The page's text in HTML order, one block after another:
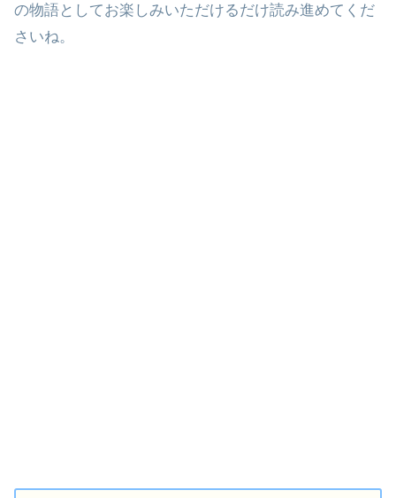
の物語としてお楽しみいただけるだけ読み進めてくだ
さいね。